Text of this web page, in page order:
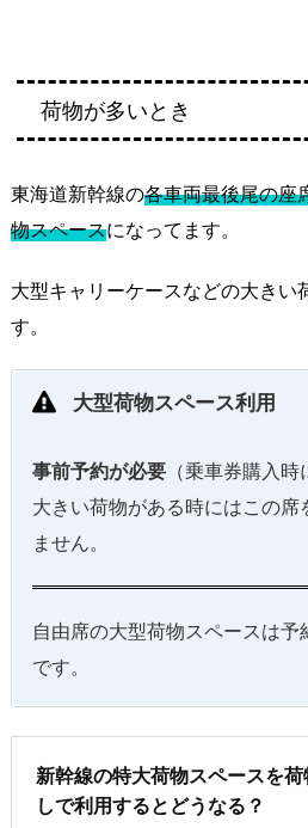
荷物が多いとき
東海道新幹線の各車両最後尾の座
物スペースになってます。
大型キャリーケースなどの大きい
す。
大型荷物スペース利用
事前予約が必要（乗車券購入時
大きい荷物がある時にはこの
ません。
自由席の大型荷物スペースは
です。
新幹線の特大荷物スペースを荷
しで利用するとどうなる？